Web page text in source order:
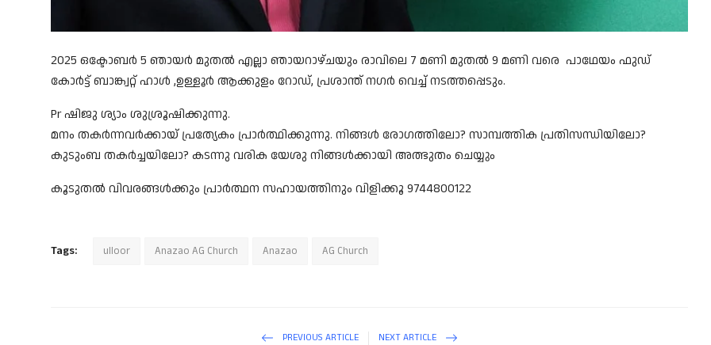
2025 ഒക്ടോബർ 5 ഞായർ മുതൽ എല്ലാ ഞായറാഴ്ചയും രാവിലെ 7 മണി മുതൽ 9 മണി വരെ പാഥേയം ഫുഡ്
കോർട്ട് ബാങ്ക്വറ്റ് ഹാൾ ,ഉള്ളൂർ ആക്കുളം റോഡ്, പ്രശാന്ത് നഗർ വെച്ച് നടത്തപ്പെടും.
Pr ഷിജു ശ്യാം ശുശ്രൂഷിക്കുന്നു.
മനം തകർന്നവർക്കായ് പ്രത്യേകം പ്രാർത്ഥിക്കുന്നു. നിങ്ങൾ രോഗത്തിലോ? സാമ്പത്തിക പ്രതിസന്ധിയിലോ?
കുടുംബ തകർച്ചയിലോ? കടന്നു വരിക യേശു നിങ്ങൾക്കായി അത്ഭുതം ചെയ്യും
കൂടുതൽ വിവരങ്ങൾക്കും പ്രാർത്ഥന സഹായത്തിനും വിളിക്കൂ 9744800122
Tags: ulloor Anazao AG Church Anazao AG Church
PREVIOUS ARTICLE NEXT ARTICLE